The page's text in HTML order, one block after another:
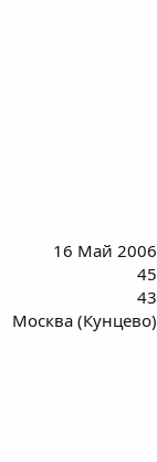
16 Май 2006
45
43
Москва (Кунцево)